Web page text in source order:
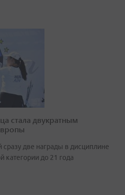
стала двукратным
две награды в дисциплине
категории до 21 года